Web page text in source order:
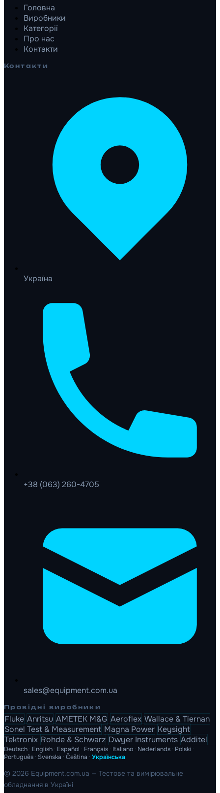
Головна
Виробники
Категорії
Про нас
Контакти
Контакти
Україна
+38 (063) 260-4705
sales@equipment.com.ua
Провідні виробники
Fluke Anritsu AMETEK M&G Aeroflex Wallace & Tiernan
Sonel Test & Measurement Magna Power Keysight
Tektronix Rohde & Schwarz Dwyer Instruments Additel
Deutsch · English · Español · Français · Italiano · Nederlands · Polski ·
Português · Svenska · Čeština · Українська
© 2026 Equipment.com.ua — Тестове та вимірювальне
обладнання в Україні